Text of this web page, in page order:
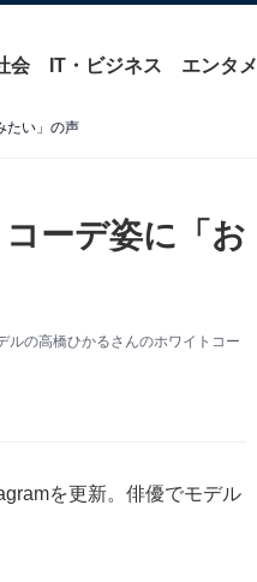
会 IT・ビジネス エンタメ
たい」の声
ーデ姿に「お
の高橋ひかるさんのホワイトコー
を更新。俳優でモデル